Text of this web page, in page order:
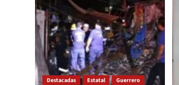
Destacadas Estatal
Guerrero